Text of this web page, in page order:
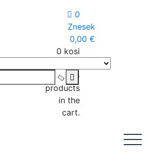
0
Znesek
0,00 €
0 kosi
No
products
in the
cart.